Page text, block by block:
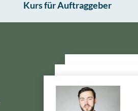
Kurs für Auftraggeber